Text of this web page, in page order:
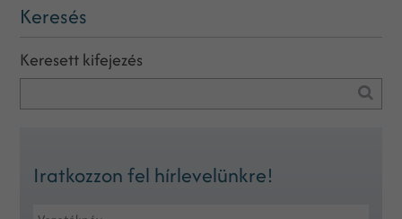
Keresés
Keresett kifejezés
Iratkozzon fel hírlevelünkre!